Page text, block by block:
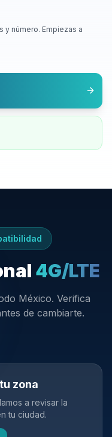
y número. Empiezas a
4G/LTE
México. Verifica
de cambiarte.
zona
a revisar la
tu ciudad.